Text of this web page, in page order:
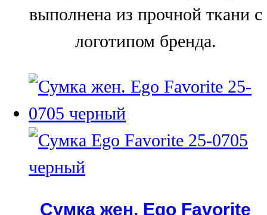
выполнена из прочной ткани с
логотипом бренда.
Сумка жен. Ego Favorite